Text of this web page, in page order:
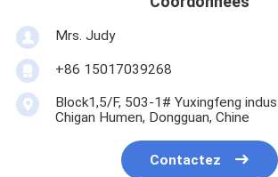
Mrs. Judy
+86 15017039268
Block1,5/F, 503-1# Yuxingfeng
Chigan Humen, Dongguan, Chine
Contactez